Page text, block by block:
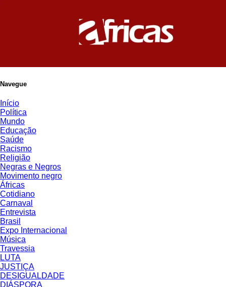
Navegue
Início
Política
Mundo
Educação
Saúde
Racismo
Religião
Negras e Negros
Movimento negro
Áfricas
Cotidiano
Carnaval
Entrevista
Brasil
Expo Internacional
Música
Travessia
LUTA
JUSTIÇA
DESIGUALDADE
DIÁSPORA